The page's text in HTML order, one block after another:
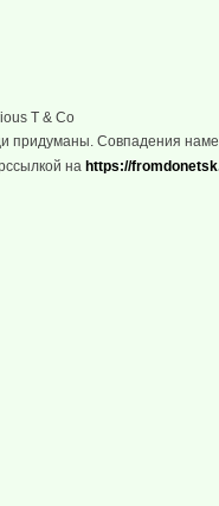
T & Co
придуманы. Совпадения
на https://